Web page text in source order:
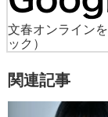
文春オンライン
ック）
関連記事